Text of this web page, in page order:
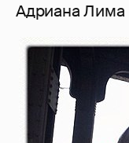
Адриана Лима